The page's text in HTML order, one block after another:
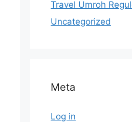
Travel Umroh
Uncategorized
Meta
Log in